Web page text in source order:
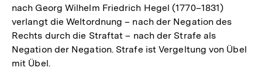
nach Georg Wilhelm Friedrich Hegel (1770–1831)
verlangt die Weltordnung – nach der Negation des
Rechts durch die Straftat – nach der Strafe als
Negation der Negation. Strafe ist Vergeltung von Übel
mit Übel.